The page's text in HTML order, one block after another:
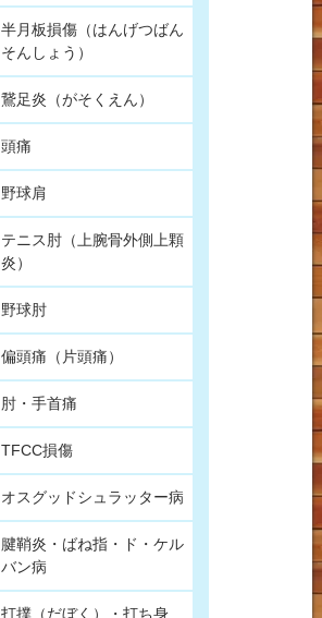
半月板損傷（はんげつばん
そんしょう）
鵞足炎（がそくえん）
頭痛
野球肩
テニス肘（上腕骨外側上顆
炎）
野球肘
偏頭痛（片頭痛）
肘・手首痛
TFCC損傷
オスグッドシュラッター病
腱鞘炎・ばね指・ド・ケル
バン病
打撲（だぼく）・打ち身